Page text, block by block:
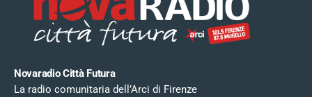
Novaradio Città Futura
La radio comunitaria dell’Arci di Firenze